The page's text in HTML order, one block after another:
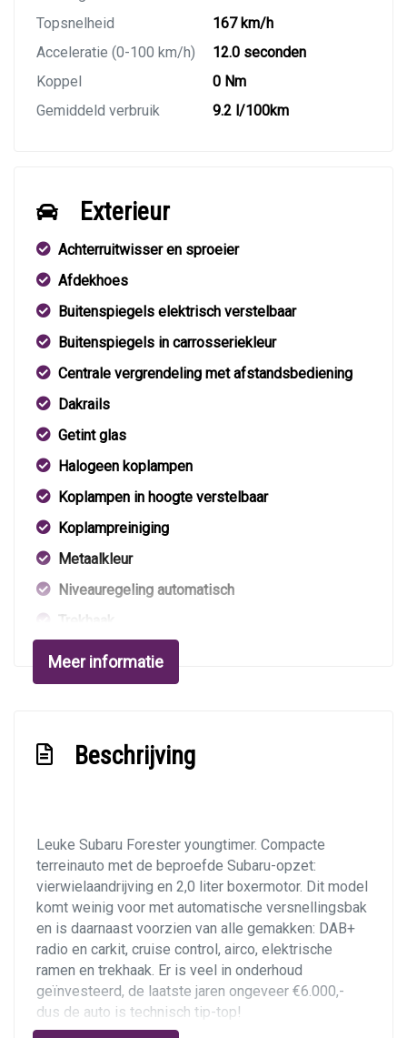
Topsnelheid
167 km/h
Acceleratie (0-100 km/h)
12.0 seconden
Koppel
0 Nm
Gemiddeld verbruik
9.2 l/100km
Exterieur
Achterruitwisser en sproeier
Afdekhoes
Buitenspiegels elektrisch verstelbaar
Buitenspiegels in carrosseriekleur
Centrale vergrendeling met afstandsbediening
Dakrails
Getint glas
Halogeen koplampen
Koplampen in hoogte verstelbaar
Koplampreiniging
Metaalkleur
Niveauregeling automatisch
Trekhaak
Interieur
Bestuurdersstoel in hoogte verstelbaar
Middenarmsteun voor
Stuur verstelbaar
Stuurbekrachtiging
Toerenteller
Overige
Anti blokkeer systeem
Meer informatie
Beschrijving
Leuke Subaru Forester youngtimer. Compacte
terreinauto met de beproefde Subaru-opzet:
vierwielaandrijving en 2,0 liter boxermotor. Dit model
komt weinig voor met automatische versnellingsbak
en is daarnaast voorzien van alle gemakken: DAB+
radio en carkit, cruise control, airco, elektrische
ramen en trekhaak. Er is veel in onderhoud
geïnvesteerd, de laatste jaren ongeveer €6.000,-
dus de auto is technisch tip-top!